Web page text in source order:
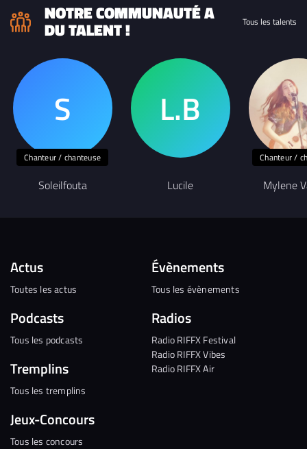
NOTRE COMMUNAUTÉ A
DU TALENT ! Tous les talents
Chanteur / chanteuse
Soleilfouta Lucile
Chanteur /
Mylene
Actus
Toutes les actus
Podcasts
Tous les podcasts
Tremplins
Tous les tremplins
Jeux-Concours
Tous les concours
Évènements
Tous les évènements
Radios
Radio RIFFX Festival
Radio RIFFX Vibes
Radio RIFFX Air